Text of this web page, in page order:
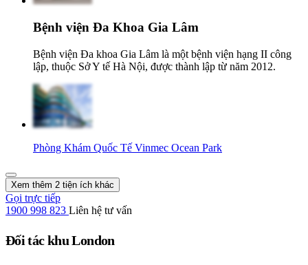
Bệnh viện Đa Khoa Gia Lâm
Bệnh viện Đa khoa Gia Lâm là một bệnh viện hạng II công
lập, thuộc Sở Y tế Hà Nội, được thành lập từ năm 2012.
Phòng Khám Quốc Tế Vinmec Ocean Park
Xem thêm 2 tiện ích khác
Gọi trực tiếp
1900 998 823 Liên hệ tư vấn
Đối tác khu London